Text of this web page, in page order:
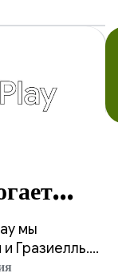
мы
Гразиелль.